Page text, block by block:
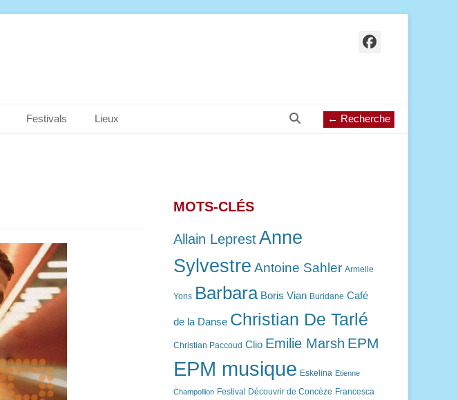
Facebook
Festivals Lieux ← Recherche
Recherche
MOTS-CLÉS
Allain LeprestAnne
Sylvestre Antoine Sahler Armelle
Yons Barbara Boris Vian Buridane Café
de la Danse Christian De Tarlé
Christian Paccoud Clio Emilie Marsh EPM
EPM musique Eskelina Etienne
Champollion Festival Découvrir de Concèze Francesca